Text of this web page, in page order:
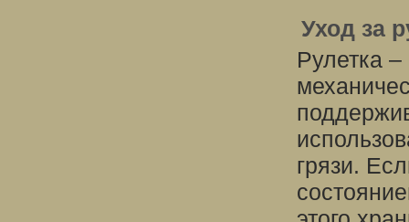
Уход за
Рулетка –
грязи.